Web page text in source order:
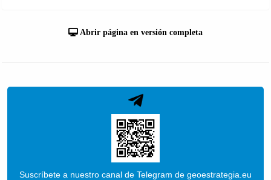
Abrir página en versión completa
Suscríbete a nuestro canal de Telegram de geoestrategia.eu